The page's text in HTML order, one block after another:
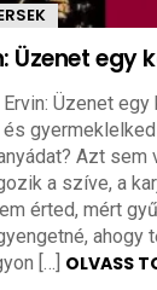
Üzenet egy
Üzenet egy
és
Azt
a szíve, a
érted, mért
ahogy
[…] OLVASS